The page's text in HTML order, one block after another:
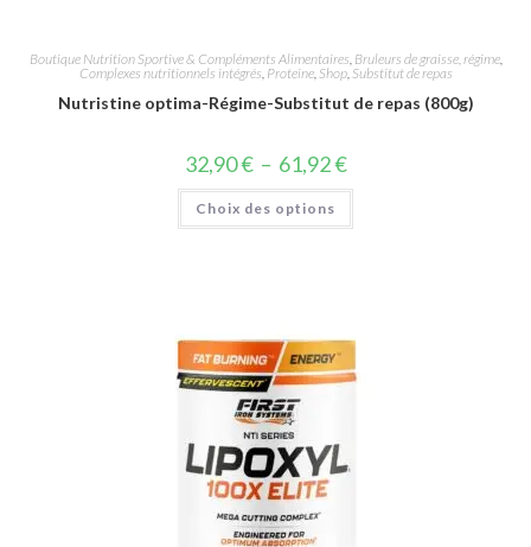
Boutique Nutrition Sportive & Compléments Alimentaires, Bruleurs de graisse, régime,
Complexes nutritionnels intégrés, Proteine, Shop, Substitut de repas
Nutristine optima-Régime-Substitut de repas (800g)
32,90€ – 61,92€
Choix des options